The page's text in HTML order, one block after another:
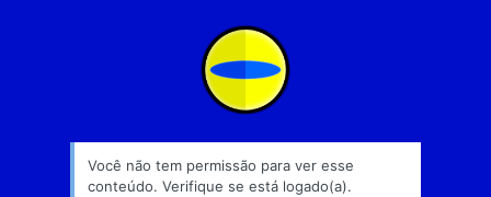
Você não tem permissão para ver esse
conteúdo. Verifique se está logado(a).